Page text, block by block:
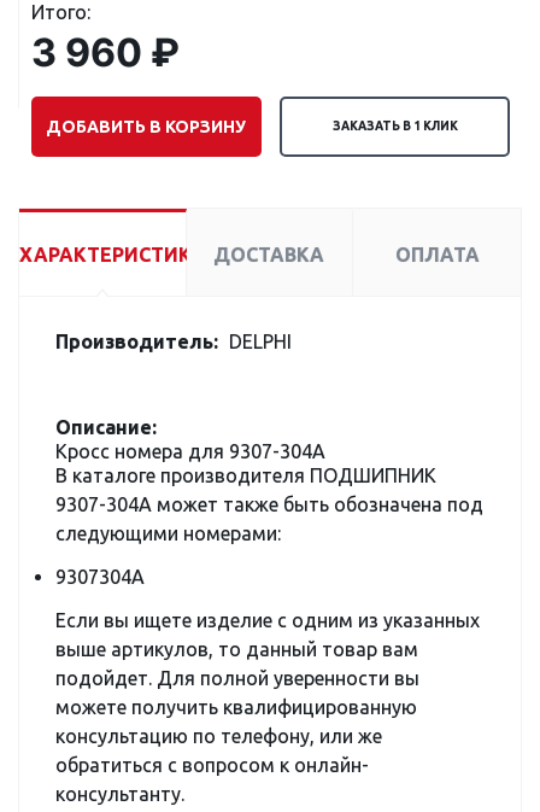
Итого:
3 960 ₽
ДОБАВИТЬ В КОРЗИНУ ЗАКАЗАТЬ В 1 КЛИК
ХАРАКТЕРИСТИКИ ДОСТАВКА ОПЛАТА
Производитель: DELPHI
Описание:
Кросс номера для 9307-304A
В каталоге производителя ПОДШИПНИК
9307-304A может также быть обозначена под
следующими номерами:
9307304A
Если вы ищете изделие с одним из указанных
выше артикулов, то данный товар вам
подойдет. Для полной уверенности вы
можете получить квалифицированную
консультацию по телефону, или же
обратиться с вопросом к онлайн-
консультанту.